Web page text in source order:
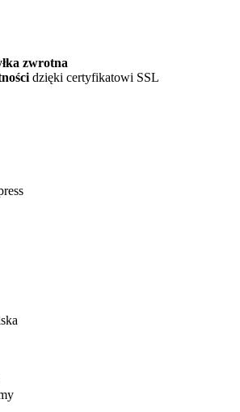
zwrotna
dzięki certyfikatowi SSL